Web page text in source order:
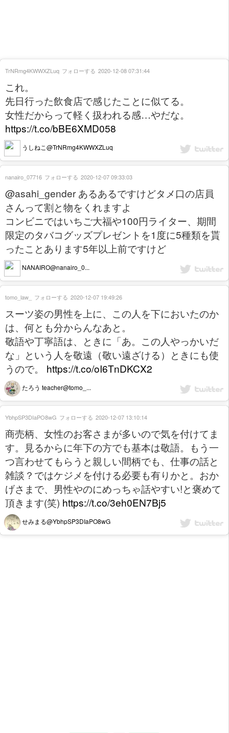
これ。
先日行った飲食店で感じたことに似てる。
女性だからって軽く扱われる感…やだな。
https://t.co/bBE6XMD058
うしねこ@TrNRmg4KWWXZLuq
TrNRmg4KWWXZLuq フォローする 2020-12-08 07:31:44
@asahi_gender あるあるですけどタメ口の店員
さんって割と物をくれますよ
コンビニではいちご大福や100円ライター、期間
限定のタバコグッズプレゼントを1度に5種類を貰
ったことあります5年以上前ですけど
NANAIRO@nanairo_0...
nanairo_07716 フォローする 2020-12-07 09:33:03
スーツ姿の男性を上に、この人を下においたのか
は、何とも分からんなあと。
敬語や丁寧語は、ときに「あ。この人やっかいだ
な」という人を敬遠（敬い遠ざける）ときにも使
うので。 https://t.co/oI6TnDKCX2
たろう teacher@tomo_...
tomo_law_ フォローする 2020-12-07 19:49:26
商売柄、女性のお客さまが多いので気を付けてま
す。見るからに年下の方でも基本は敬語。もう一
つ言わせてもらうと親しい間柄でも、仕事の話と
雑談？ではケジメを付ける必要も有りかと。おか
げさまで、男性やのにめっちゃ話やすい!と褒めて
頂きます(笑) https://t.co/3eh0EN7Bj5
せみまる@YbhpSP3DIaPO8wG
YbhpSP3DIaPO8wG フォローする 2020-12-07 13:10:14